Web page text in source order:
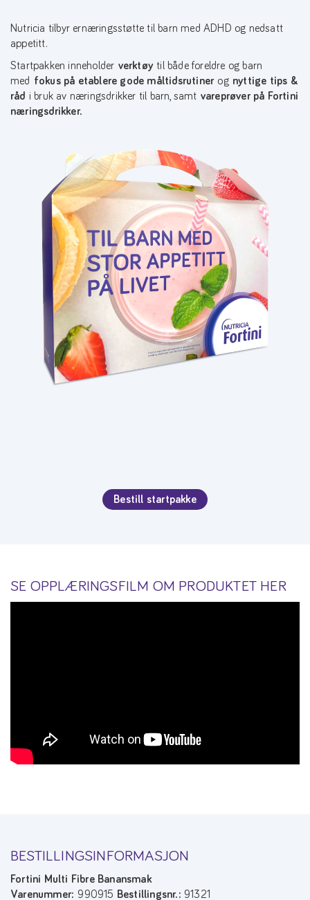
Nutricia tilbyr ernæringsstøtte til barn med ADHD og nedsatt
appetitt.
Startpakken inneholder verktøy til både foreldre og barn
med fokus på etablere gode måltidsrutinerog nyttige tips &
råd i bruk av næringsdrikker til barn, samt vareprøver på Fortini
næringsdrikker.
Bestill startpakke
SE OPPLÆRINGSFILM OM PRODUKTET HER
BESTILLINGSINFORMASJON
Fortini Multi Fibre Banansmak
Varenummer: 990915 Bestillingsnr.: 91321